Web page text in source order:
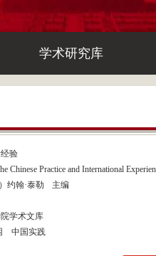
学术研究库
验
Chinese Practice and International
约翰·泰勒
主编
学术文库
中国实践